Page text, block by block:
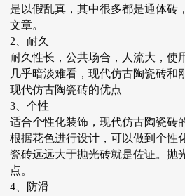
是以假乱真，其中很多都是通体砖
文章。
2、耐久
耐久性长，公共场合，人流大，使
几乎暗淡难看，现代仿古陶瓷砖和
现代仿古陶瓷砖的优点
3、个性
适合个性化装饰，现代仿古陶瓷砖
根据花色进行设计，可以做到个性
瓷砖远远大于抛光砖就是佐证。抛
点。
4、防滑